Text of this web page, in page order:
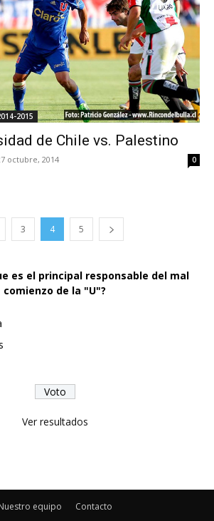
2015
de Chile vs. Palestino
octubre, 2014 0
3 4 5
es el principal responsable del mal
comienzo de la "U"?
Ver resultados
equipo Contacto